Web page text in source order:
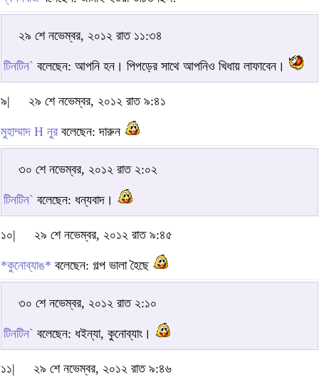
২৯ শে নভেম্বর, ২০১২ রাত ১১:৩৪
টিনটিন` বলেছেন: আপনি হন। পিপড়ের সাথে আপনিও খিধায় লাফাবেন।
৯| ২৯ শে নভেম্বর, ২০১২ রাত ৯:৪১
মুহাম্মাদ H নুর বলেছেন: দারুন
৩০ শে নভেম্বর, ২০১২ রাত ২:০২
টিনটিন` বলেছেন: ধন্যবাদ।
১০| ২৯ শে নভেম্বর, ২০১২ রাত ৯:৪৫
*কুনোব্যাঙ* বলেছেন: গল্প ভালা হৈছে
৩০ শে নভেম্বর, ২০১২ রাত ২:১০
টিনটিন` বলেছেন: ধইন্যা, কুনোব্যাং।
১১|
২৯ শে নভেম্বর, ২০১২ রাত ৯:৪৬